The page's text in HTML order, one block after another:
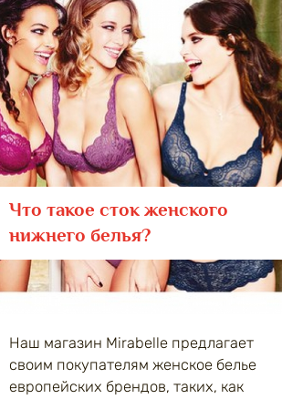
Что такое сток женского
нижнего белья?
Наш магазин Mirabelle предлагает
своим покупателям женское белье
европейских брендов, таких, как